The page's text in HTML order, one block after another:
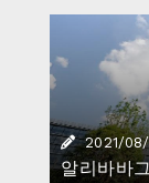
2021/
알리바바